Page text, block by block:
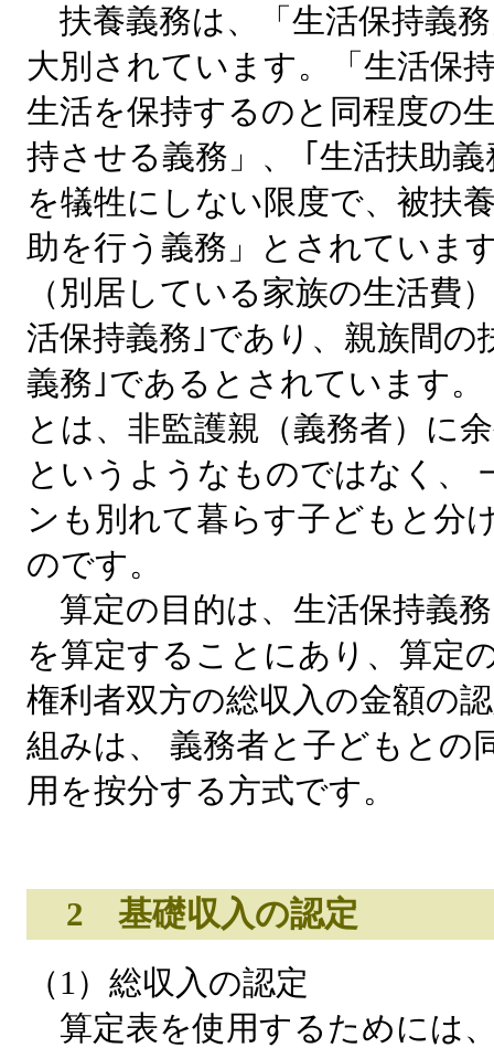
扶養義務は、「生活保持義
大別されています。「生活保
生活を保持するのと同程度の
持させる義務」、 ｢生活扶助
を犠牲にしない限度で、被扶
助を行う義務」とされていま
（別居している家族の生活費
活保持義務｣であり、親族間の
義務｣であるとされています
とは、非監護親（義務者）に
というようなものではなく、
ンも別れて暮らす子どもと分
のです。
算定の目的は、生活保持義
を算定することにあり、算定
権利者双方の総収入の金額の
組みは、 義務者と子どもとの
用を按分する方式です。
2 基礎収入の認定
（1）総収入の認定
算定表を使用するためには